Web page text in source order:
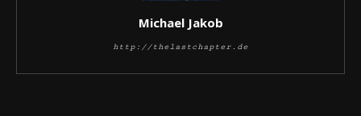
Michael Jakob
http://thelastchapter.de